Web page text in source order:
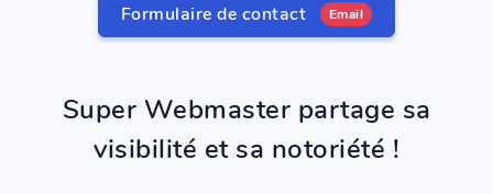
Formulaire de contact Email
Super Webmaster partage sa
visibilité et sa notoriété !